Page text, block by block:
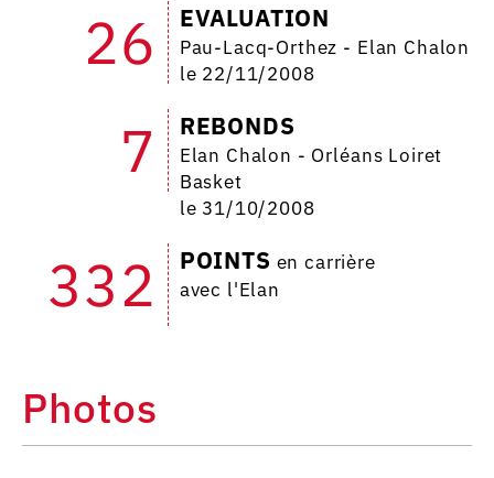
26 EVALUATION
Pau-Lacq-Orthez - Elan Chalon
le 22/11/2008
7 REBONDS
Elan Chalon - Orléans Loiret
Basket
le 31/10/2008
332 POINTS en carrière
avec l'Elan
Photos